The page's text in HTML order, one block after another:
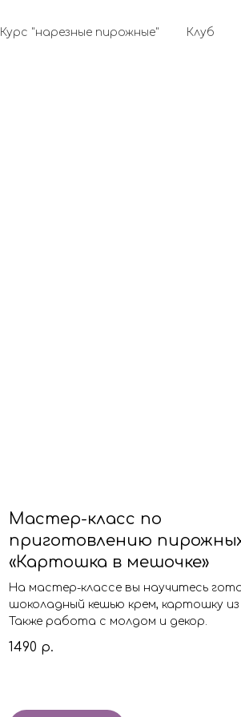
Курс "нарезные пирожные" Клуб
Мастер-класс по
приготовлению
«Картошка в мешочке»
На мастер-классе вы научитесь
шоколадный кешью крем, картошку из
Также работа с молдом и декор.
1490 р.